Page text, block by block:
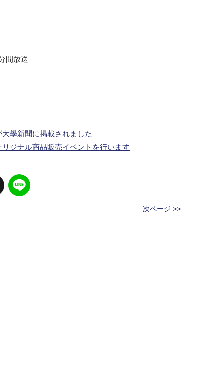
間放送
學新聞に掲載されました
ジナル商品販売イベントを行います
X
>>
次ページ